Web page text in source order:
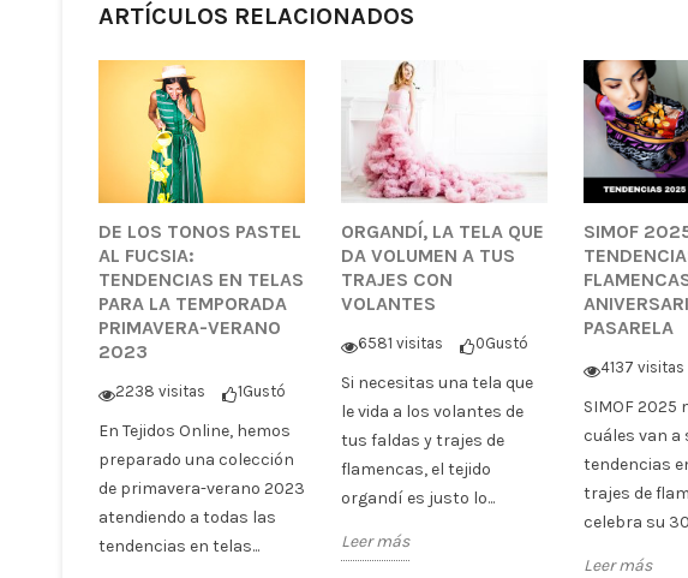
ARTÍCULOS RELACIONADOS
DE LOS TONOS PASTEL
AL FUCSIA:
TENDENCIAS EN TELAS
PARA LA TEMPORADA
PRIMAVERA-VERANO
2023
2238 visitas 1Gustó
En Tejidos Online, hemos
preparado una colección
de primavera-verano 2023
atendiendo a todas las
tendencias en telas...
ORGANDÍ, LA TELA QUE
DA VOLUMEN A TUS
TRAJES CON
VOLANTES
6581 visitas 0Gustó
Si necesitas una tela que
le vida a los volantes de
tus faldas y trajes de
flamencas, el tejido
organdí es justo lo...
Leer más
SIMOF
PASARELA
4137 visitas
SIMOF 2025
cuáles van a
tendencias
trajes de
celebra su
Leer más